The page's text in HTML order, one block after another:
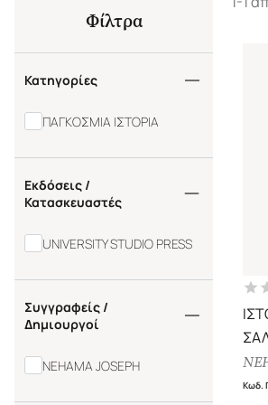
Φίλτρα
Κατηγορίες
ΠΑΓΚΟΣΜΙΑ ΙΣΤΟΡΙΑ
Εκδόσεις /
Κατασκευαστές
UNIVERSITY STUDIO PRESS
Συγγραφείς /
Δημιουργοί
NEHAMA JOSEPH
Κωδ.